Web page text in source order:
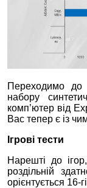
Переходимо до
набору
комп’ютер від
Вас тепер є із
Ігрові тести
Нарешті до
роздільній
орієнтується 16-